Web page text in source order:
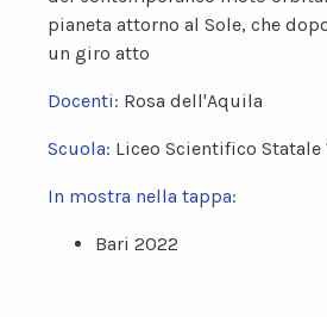
pianeta attorno al Sole, che
un giro atto
Docenti: Rosa dell'Aquila
Scuola: Liceo Scientifico Statale
In mostra nella tappa:
Bari 2022